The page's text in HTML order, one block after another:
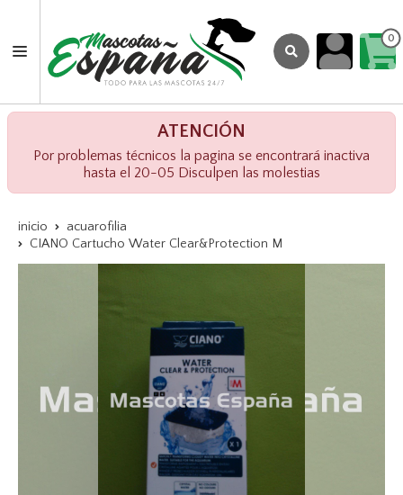
0
ATENCIÓN
Por problemas técnicos la pagina se encontrará inactiva
hasta el 20-05 Disculpen las molestias
inicio
acuarofilia
CIANO Cartucho Water Clear&Protection M